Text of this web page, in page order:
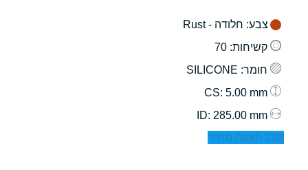
צבע: חלודה - Rust
קשיחות: 70
חומר: SILICONE
: 5.00 mm
: 285.00 mm
קבל הצעת מחיר